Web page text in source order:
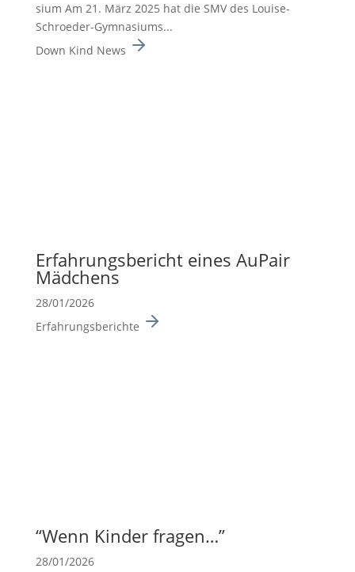
sium Am 21. März 2025 hat die SMV des Louise-
Schroeder-Gymna­siums...
Down Kind News
Erfah­rungs­be­richt eines AuPair
Mädchens
28/01/2026
Erfahrungsberichte
“Wenn Kinder fragen…”
28/01/2026